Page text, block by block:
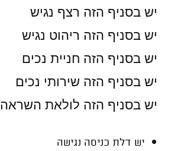
יש בסניף הזה רצף נגיש
יש בסניף הזה ריהוט נגיש
יש בסניף הזה חניית נכים
יש בסניף הזה שירותי נכים
יש בסניף הזה לולאת השראה
יש דלת כניסה נגישה